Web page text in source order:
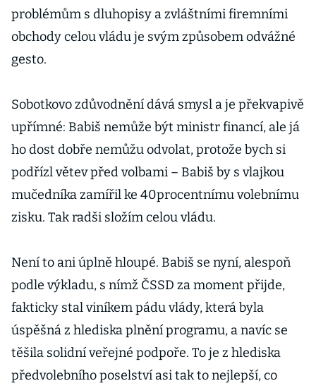
problémům s dluhopisy a zvláštními firemními
obchody celou vládu je svým způsobem odvážné
gesto.
Sobotkovo zdůvodnění dává smysl a je překvapivě
upřímné: Babiš nemůže být ministr financí, ale já
ho dost dobře nemůžu odvolat, protože bych si
podřízl větev před volbami – Babiš by s vlajkou
mučedníka zamířil ke 40procentnímu volebnímu
zisku. Tak radši složím celou vládu.
Není to ani úplně hloupé. Babiš se nyní, alespoň
podle výkladu, s nímž ČSSD za moment přijde,
fakticky stal viníkem pádu vlády, která byla
úspěšná z hlediska plnění programu, a navíc se
těšila solidní veřejné podpoře. To je z hlediska
předvolebního poselství asi tak to nejlepší, co